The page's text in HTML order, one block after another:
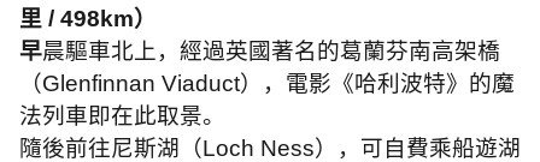
里 / 498km）
早晨驅車北上，經過英國著名的葛蘭芬南高架橋
（Glenfinnan Viaduct），電影《哈利波特》的魔
法列車即在此取景。
隨後前往尼斯湖（Loch Ness），可自費乘船遊湖